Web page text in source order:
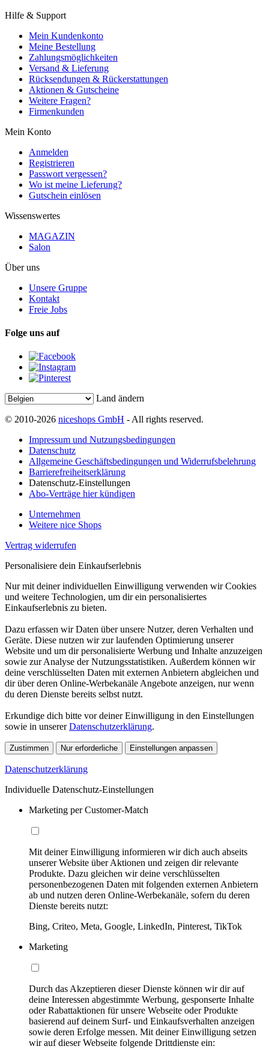
Hilfe & Support
Mein Kundenkonto
Meine Bestellung
Zahlungsmöglichkeiten
Versand & Lieferung
Rücksendungen & Rückerstattungen
Aktionen & Gutscheine
Weitere Fragen?
Firmenkunden
Mein Konto
Anmelden
Registrieren
Passwort vergessen?
Wo ist meine Lieferung?
Gutschein einlösen
Wissenswertes
MAGAZIN
Salon
Über uns
Unsere Gruppe
Kontakt
Freie Jobs
Folge uns auf
Land ändern
© 2010-2026 niceshops GmbH - All rights reserved.
Impressum und Nutzungsbedingungen
Datenschutz
Allgemeine Geschäftsbedingungen und Widerrufsbelehrung
Barrierefreiheitserklärung
Datenschutz-Einstellungen
Abo-Verträge hier kündigen
Unternehmen
Weitere nice Shops
Vertrag widerrufen
Personalisiere dein Einkaufserlebnis
Nur mit deiner individuellen Einwilligung verwenden wir Cookies
und weitere Technologien, um dir ein personalisiertes
Einkaufserlebnis zu bieten.
Dazu erfassen wir Daten über unsere Nutzer, deren Verhalten und
Geräte. Diese nutzen wir zur laufenden Optimierung unserer
Website und um dir personalisierte Werbung und Inhalte anzuzeigen
sowie zur Analyse der Nutzungsstatistiken. Außerdem können wir
deine verschlüsselten Daten mit externen Anbietern abgleichen und
dir über deren Online-Werbekanäle Angebote anzeigen, nur wenn
du deren Dienste bereits selbst nutzt.
Erkundige dich bitte vor deiner Einwilligung in den Einstellungen
sowie in unsererDatenschutzerklärung.
Zustimmen Nur erforderliche Einstellungen anpassen
Datenschutzerklärung
Individuelle Datenschutz-Einstellungen
Marketing per Customer-Match
Mit deiner Einwilligung informieren wir dich auch abseits
unserer Website über Aktionen und zeigen dir relevante
Produkte. Dazu gleichen wir deine verschlüsselten
personenbezogenen Daten mit folgenden externen Anbietern
ab und nutzen deren Online-Werbekanäle, sofern du deren
Dienste bereits nutzt:
Bing, Criteo, Meta, Google, LinkedIn, Pinterest, TikTok
Marketing
Durch das Akzeptieren dieser Dienste können wir dir auf
deine Interessen abgestimmte Werbung, gesponserte Inhalte
oder Rabattaktionen für unsere Webseite oder Produkte
basierend auf deinem Surf- und Einkaufsverhalten anzeigen
sowie deren Erfolge messen. Mit deiner Einwilligung setzen
wir auf dieser Webseite folgende Drittdienste ein: